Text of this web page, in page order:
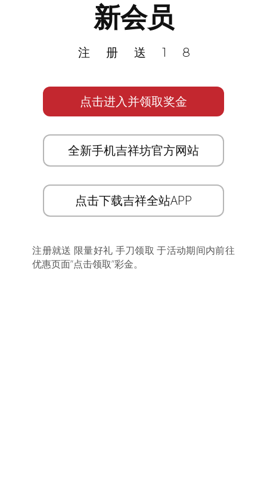
新会员
注册送18
点击进入并领取奖金
全新手机吉祥坊官方网站
点击下载吉祥全站APP
注册就送 限量好礼 手刀领取 于活动期间内前往
优惠页面”点击领取”彩金。